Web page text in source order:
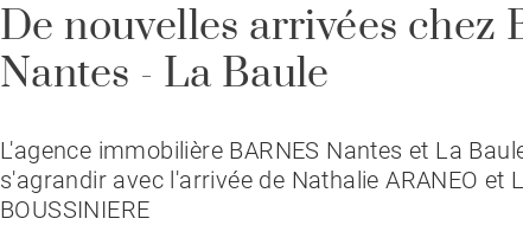
De nouvelles arrivées chez
Nantes - La Baule
L'agence immobilière BARNES Nantes et La
s'agrandir avec l'arrivée de Nathalie ARANEO et
BOUSSINIERE